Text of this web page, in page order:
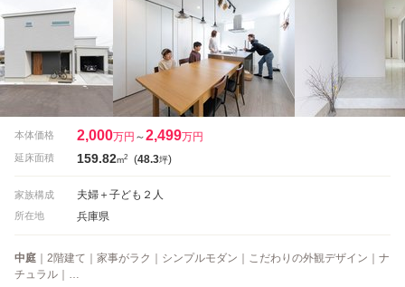
本体価格 2,000万円 ～2,499万円
延床面積 159.82m2 (48.3坪)
家族構成 夫婦＋子ども２人
所在地 兵庫県
中庭 ｜2階建て｜家事がラク｜シンプルモダン｜こだわりの外観デザイン｜ナ
チュラル｜…